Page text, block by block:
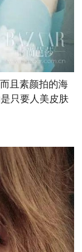
且素颜拍的海
只要人美皮肤